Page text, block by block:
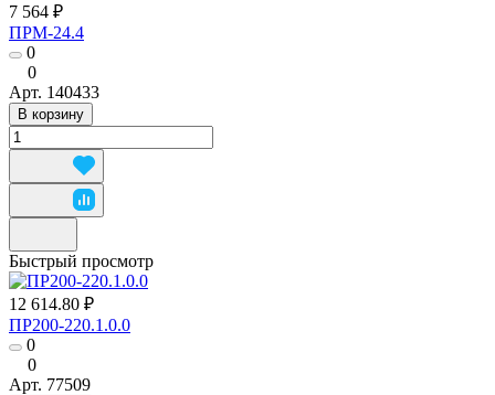
7 564 ₽
ПРМ-24.4
0
0
Арт. 140433
В корзину
Быстрый просмотр
12 614.80 ₽
ПР200-220.1.0.0
0
0
Арт. 77509